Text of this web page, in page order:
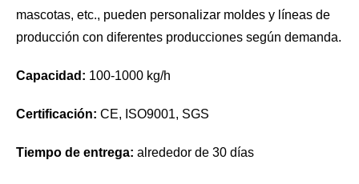
mascotas, etc., pueden personalizar moldes y líneas de
producción con diferentes producciones según demanda.
Capacidad: 100-1000 kg/h
Certificación: CE, ISO9001, SGS
Tiempo de entrega: alrededor de 30 días